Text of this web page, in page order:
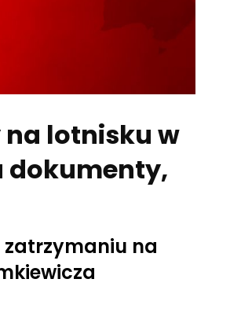
na lotnisku w
dokumenty,
zatrzymaniu na